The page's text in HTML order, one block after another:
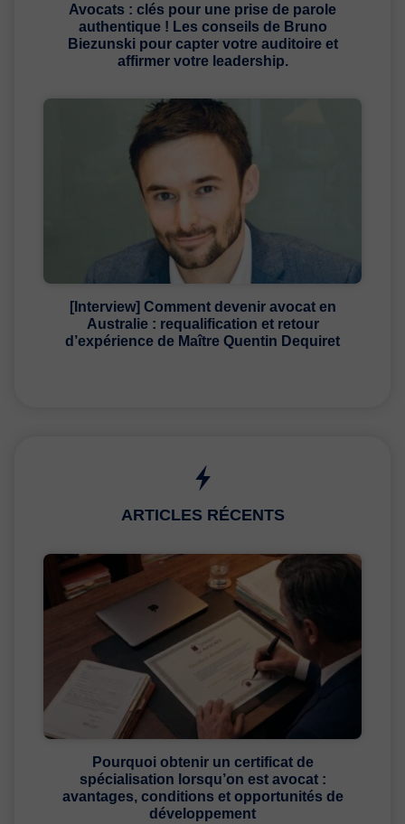
Avocats : clés pour une prise de parole
authentique ! Les conseils de Bruno
Biezunski pour capter votre auditoire et
affirmer votre leadership.
[Interview] Comment devenir avocat en
Australie : requalification et retour
d’expérience de Maître Quentin Dequiret
ARTICLES RÉCENTS
Pourquoi obtenir un certificat de
spécialisation lorsqu’on est avocat :
avantages, conditions et opportunités de
développement